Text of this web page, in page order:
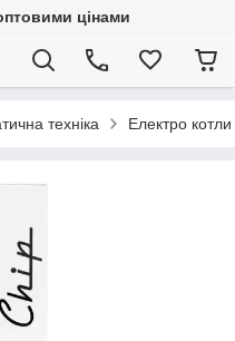
цінами
техніка Електро котли